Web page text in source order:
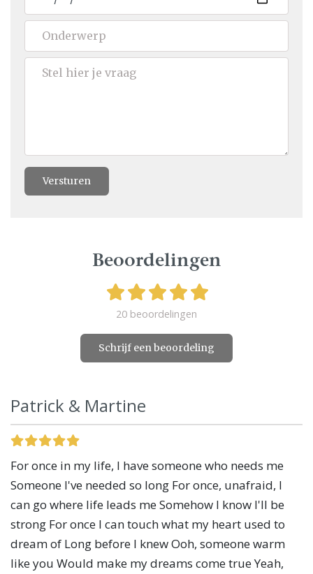
Versturen
Beoordelingen
20 beoordelingen
Schrijf een beoordeling
Patrick & Martine
For once in my life, I have someone who needs me
Someone I've needed so long For once, unafraid, I
can go where life leads me Somehow I know I'll be
strong For once I can touch what my heart used to
dream of Long before I knew Ooh, someone warm
like you Would make my dreams come true Yeah,